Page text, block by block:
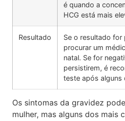
é quando a
HCG está mais
Resultado
Se o resultado
procurar um
natal. Se for
persistirem, é
teste após alguns
Os sintomas da gravidez
mulher, mas alguns dos mais